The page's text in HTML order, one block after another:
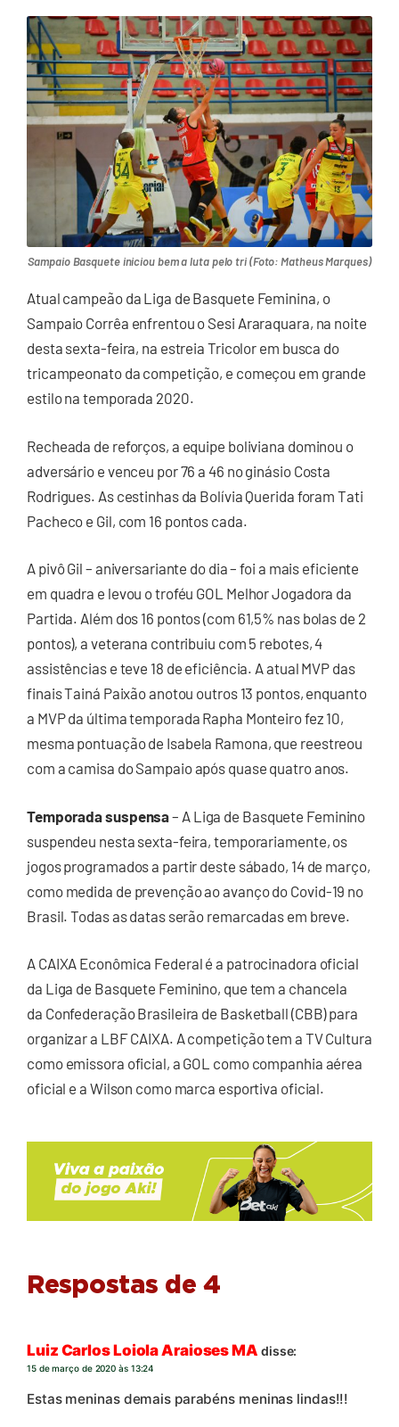
Sampaio Basquete iniciou bem a luta pelo tri (Foto: Matheus Marques)
Atual campeão da Liga de Basquete Feminina, o
Sampaio Corrêa enfrentou o Sesi Araraquara, na noite
desta sexta-feira, na estreia Tricolor em busca do
tricampeonato da competição, e começou em grande
estilo na temporada 2020.
Recheada de reforços, a equipe boliviana dominou o
adversário e venceu por 76 a 46 no ginásio Costa
Rodrigues. As cestinhas da Bolívia Querida foram Tati
Pacheco e Gil, com 16 pontos cada.
A pivô Gil – aniversariante do dia – foi a mais eficiente
em quadra e levou o troféu GOL Melhor Jogadora da
Partida. Além dos 16 pontos (com 61,5% nas bolas de 2
pontos), a veterana contribuiu com 5 rebotes, 4
assistências e teve 18 de eficiência. A atual MVP das
finais Tainá Paixão anotou outros 13 pontos, enquanto
a MVP da última temporada Rapha Monteiro fez 10,
mesma pontuação de Isabela Ramona, que reestreou
com a camisa do Sampaio após quase quatro anos.
Temporada suspensa– A Liga de Basquete Feminino
suspendeu nesta sexta-feira, temporariamente, os
jogos programados a partir deste sábado, 14 de março,
como medida de prevenção ao avanço do Covid-19 no
Brasil. Todas as datas serão remarcadas em breve.
A CAIXA Econômica Federal é a patrocinadora oficial
da Liga de Basquete Feminino, que tem a chancela
da Confederação Brasileira de Basketball (CBB) para
organizar a LBF CAIXA. A competição tem a TV Cultura
como emissora oficial, a GOL como companhia aérea
oficial e a Wilson como marca esportiva oficial.
Respostas de 4
Luiz Carlos Loiola Araioses MA disse:
15 de março de 2020 às 13:24
Estas meninas demais parabéns meninas lindas!!!